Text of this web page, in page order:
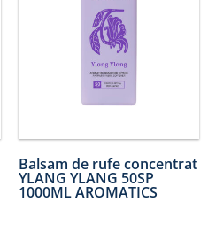
Balsam de rufe concentrat
YLANG YLANG 50SP
1000ML AROMATICS